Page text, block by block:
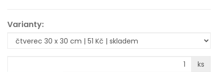
Varianty:
ks